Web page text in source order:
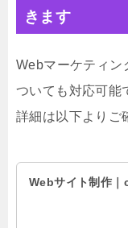
きます
Webマーケティン
ついても対応可能
詳細は以下よりご
Webサイト制作